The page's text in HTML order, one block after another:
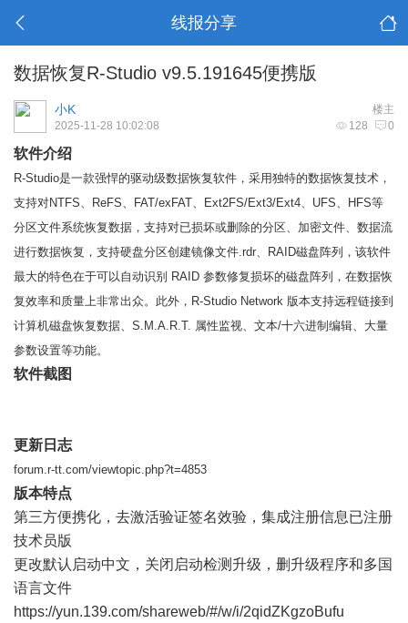
线报分享
数据恢复R-Studio v9.5.191645便携版
楼主
小K
128 0
2025-11-28 10:02:08
软件介绍
R-Studio是一款强悍的驱动级数据恢复软件，采用独特的数据恢复技术，
支持对NTFS、ReFS、FAT/exFAT、Ext2FS/Ext3/Ext4、UFS、HFS等
分区文件系统恢复数据，支持对已损坏或删除的分区、加密文件、数据流
进行数据恢复，支持硬盘分区创建镜像文件.rdr、RAID磁盘阵列，该软件
最大的特色在于可以自动识别 RAID 参数修复损坏的磁盘阵列，在数据恢
复效率和质量上非常出众。此外，R-Studio Network 版本支持远程链接到
计算机磁盘恢复数据、S.M.A.R.T. 属性监视、文本/十六进制编辑、大量
参数设置等功能。
软件截图
更新日志
forum.r-tt.com/viewtopic.php?t=4853
版本特点
第三方便携化，去激活验证签名效验，集成注册信息已注册
技术员版
更改默认启动中文，关闭启动检测升级，删升级程序和多国
语言文件
https://yun.139.com/shareweb/#/w/i/2qidZKgzoBufu